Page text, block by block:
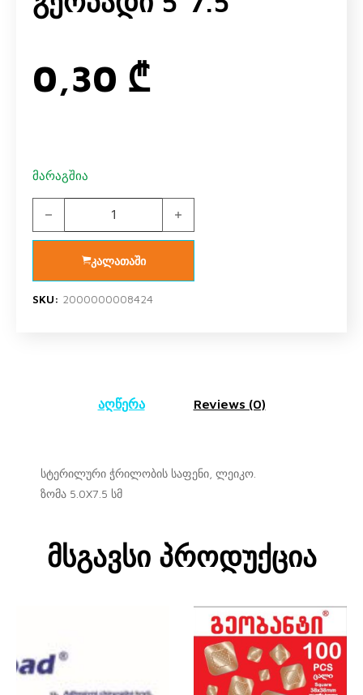
0,30 ₾
მარაგშია
გეოპადი 5*7.5 quantity
კალათაში
SKU: 2000000008424
აღწერა Reviews (0)
სტერილური ჭრილობის საფენი, ლეიკო.
ზომა 5.0X7.5 სმ
Მსგავსი Პროდუქცია